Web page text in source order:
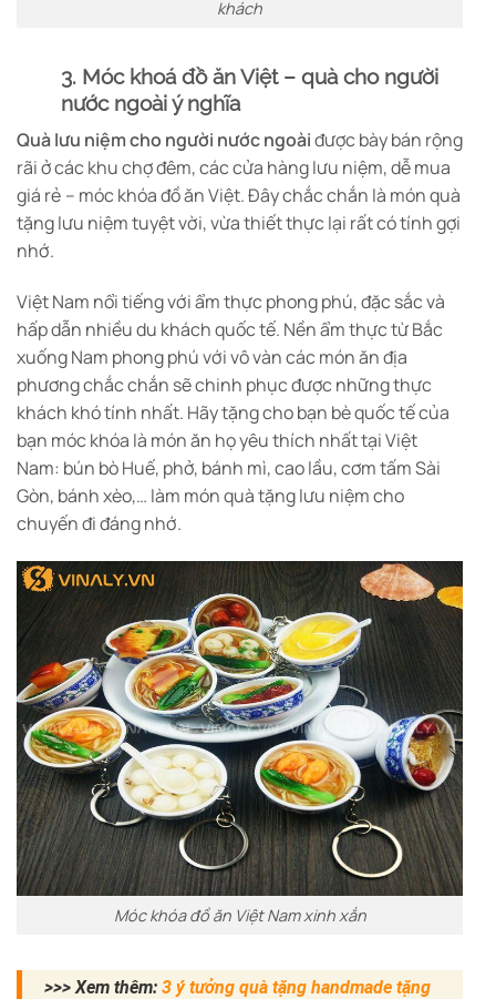
khách
3. Móc khoá đồ ăn Việt – quà cho người
nước ngoài ý nghĩa
Quà lưu niệm cho người nước ngoàiđược bày bán rộng
rãi ở các khu chợ đêm, các cửa hàng lưu niệm, dễ mua
giá rẻ – móc khóa đồ ăn Việt. Đây chắc chắn là món quà
tặng lưu niệm tuyệt vời, vừa thiết thực lại rất có tính gợi
nhớ.
Việt Nam nổi tiếng với ẩm thực phong phú, đặc sắc và
hấp dẫn nhiều du khách quốc tế. Nền ẩm thực từ Bắc
xuống Nam phong phú với vô vàn các món ăn địa
phương chắc chắn sẽ chinh phục được những thực
khách khó tính nhất. Hãy tặng cho bạn bè quốc tế của
bạn móc khóa là món ăn họ yêu thích nhất tại Việt
Nam: bún bò Huế, phở, bánh mì, cao lầu, cơm tấm Sài
Gòn, bánh xèo,… làm món quà tặng lưu niệm cho
chuyến đi đáng nhớ.
Móc khóa đồ ăn Việt Nam xinh xắn
>>> Xem thêm: 3 ý tưởng quà tặng handmade tặng